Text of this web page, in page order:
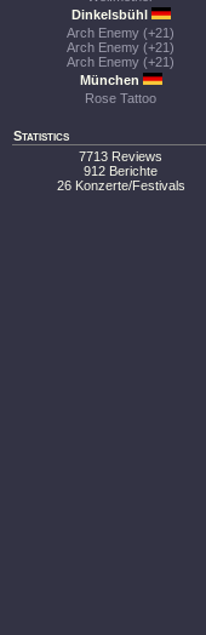
Dinkelsbühl
Arch Enemy (+21)
Arch Enemy (+21)
Arch Enemy (+21)
München
Rose Tattoo
Statistics
7713 Reviews
912 Berichte
26 Konzerte/Festivals